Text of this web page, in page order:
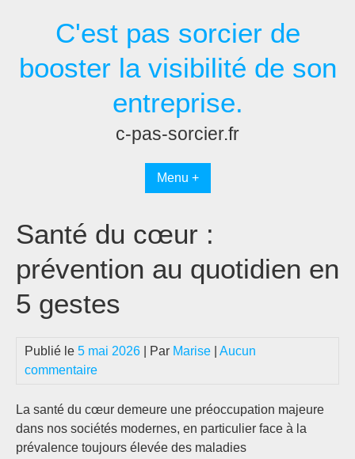
C'est pas sorcier de
booster la visibilité de son
entreprise.
c-pas-sorcier.fr
Menu +
Santé du cœur :
prévention au quotidien en
5 gestes
Publié le 5 mai 2026 | Par Marise
Aucun
commentaire
La santé du cœur demeure une préoccupation majeure
dans nos sociétés modernes, en particulier face à la
prévalence toujours élevée des maladies